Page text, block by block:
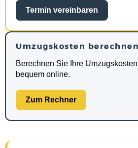
Termin vereinbaren
Umzugskosten berechnen
Berechnen Sie Ihre
bequem online.
Zum Rechner